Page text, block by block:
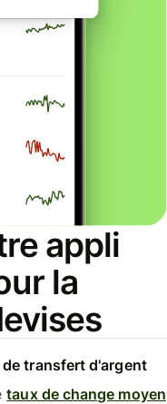
appli
la
transfert d'argent
taux de change moyen